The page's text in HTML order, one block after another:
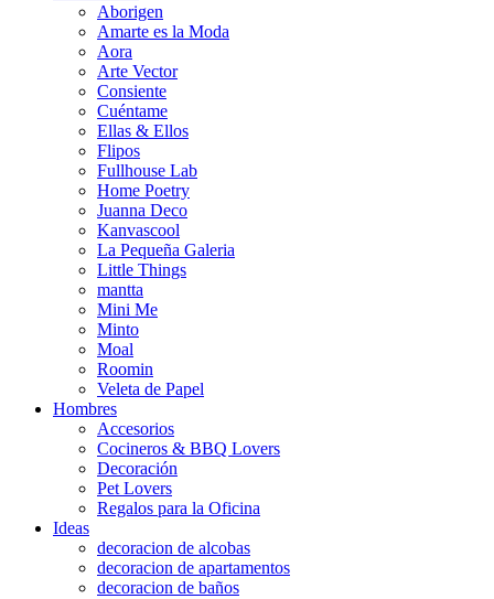
Aborigen
Amarte es la Moda
Aora
Arte Vector
Consiente
Cuéntame
Ellas & Ellos
Flipos
Fullhouse Lab
Home Poetry
Juanna Deco
Kanvascool
La Pequeña Galeria
Little Things
mantta
Mini Me
Minto
Moal
Roomin
Veleta de Papel
Hombres
Accesorios
Cocineros & BBQ Lovers
Decoración
Pet Lovers
Regalos para la Oficina
Ideas
decoracion de alcobas
decoracion de apartamentos
decoracion de baños